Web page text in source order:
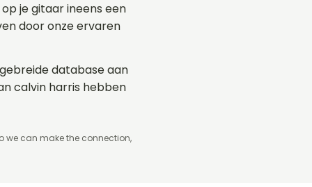
je gitaar ineens een
door onze ervaren
database aan
calvin harris hebben
we can make the connection,